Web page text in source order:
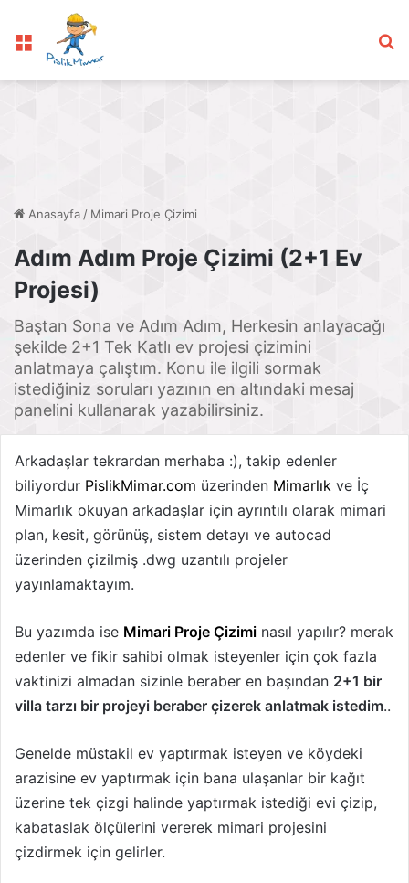
Menü
Anasayfa / Mimari Proje Çizimi
Adım Adım Proje Çizimi (2+1 Ev
Projesi)
Baştan Sona ve Adım Adım, Herkesin anlayacağı
şekilde 2+1 Tek Katlı ev projesi çizimini
anlatmaya çalıştım. Konu ile ilgili sormak
istediğiniz soruları yazının en altındaki mesaj
panelini kullanarak yazabilirsiniz.
1) Duvar Çizimi
2) Kapı Çizimi
3) Pencere Çizimi
3) Kolon Çizimi
5) Tefriş çizimi
7) Aks Yerleşimi
8) Ölçülendirme
8.2 Plan Ölçülendirme
8.3 Detay ölçüleri
9) Kesit Çizgisi
10) 2+1 Ev Projesi
Arkadaşlar tekrardan merhaba :), takip edenler
biliyordur PislikMimar.com üzerinden Mimarlık ve İç
Mimarlık okuyan arkadaşlar için ayrıntılı olarak mimari
plan, kesit, görünüş, sistem detayı ve autocad
üzerinden çizilmiş .dwg uzantılı projeler
yayınlamaktayım.
Bu yazımda ise Mimari Proje Çizimi nasıl yapılır? merak
edenler ve fikir sahibi olmak isteyenler için çok fazla
vaktinizi almadan sizinle beraber en başından 2+1 bir
villa tarzı bir projeyi beraber çizerek anlatmak istedim..
Genelde müstakil ev yaptırmak isteyen ve köydeki
arazisine ev yaptırmak için bana ulaşanlar bir kağıt
üzerine tek çizgi halinde yaptırmak istediği evi çizip,
kabataslak ölçülerini vererek mimari projesini
çizdirmek için gelirler.